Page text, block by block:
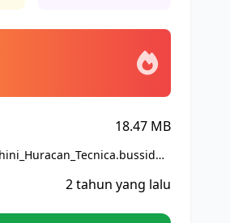
18.47 MB
Lamborghini_Huracan_Tecnica.bussidmod
2 tahun yang lalu